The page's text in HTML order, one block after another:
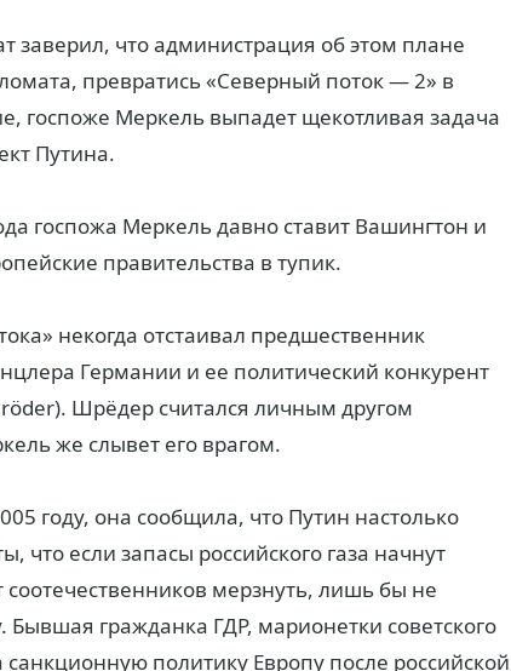
заверил, что администрация об этом плане
превратись «Северный поток — 2» в
госпоже Меркель выпадет щекотливая задача
Путина.
госпожа Меркель давно ставит Вашингтон и
правительства в тупик.
некогда отстаивал предшественник
Германии и ее политический конкурент
Шрёдер считался личным другом
же слывет его врагом.
году, она сообщила, что Путин настолько
что если запасы российского газа начнут
соотечественников мерзнуть, лишь бы не
Бывшая гражданка ГДР, марионетки советского
политику Европу после российской